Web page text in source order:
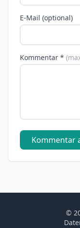
E-Mail (optional)
Kommentar *
Kommentar
©